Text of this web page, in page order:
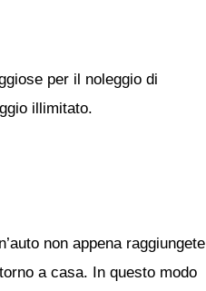
per il noleggio di
illimitato.
non appena raggiungete
a casa. In questo modo